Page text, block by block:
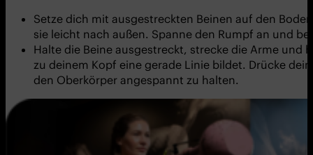
Setze dich mit ausgestreckten Beinen auf den
sie leicht nach außen. Spanne den Rumpf an und
Halte die Beine ausgestreckt, strecke die Arme und
zu deinem Kopf eine gerade Linie bildet. Drücke
den Oberkörper angespannt zu halten.